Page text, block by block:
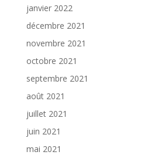
janvier 2022
décembre 2021
novembre 2021
octobre 2021
septembre 2021
août 2021
juillet 2021
juin 2021
mai 2021